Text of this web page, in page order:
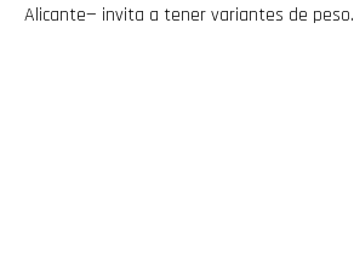
Alicante— invita a tener variantes de peso.